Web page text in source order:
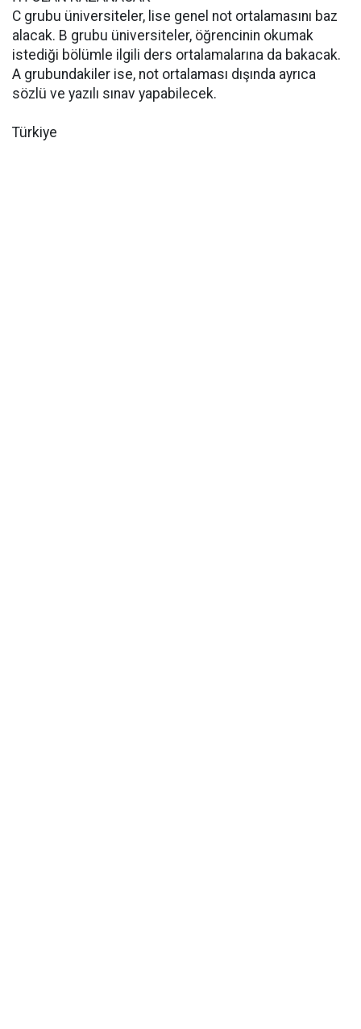
C grubu üniversiteler, lise genel not ortalamasını baz
alacak. B grubu üniversiteler, öğrencinin okumak
istediği bölümle ilgili ders ortalamalarına da bakacak.
A grubundakiler ise, not ortalaması dışında ayrıca
sözlü ve yazılı sınav yapabilecek.
Türkiye